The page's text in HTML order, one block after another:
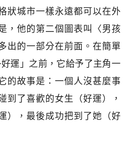
狀城市一樣永遠都可以在外
，他的第二個圖表叫〈男孩
出的一部分在前面。在簡單
運」之前，它給予了主角一
的故事是：一個人沒甚麼事
到了喜歡的女生（好運），
），最後成功把到了她（好